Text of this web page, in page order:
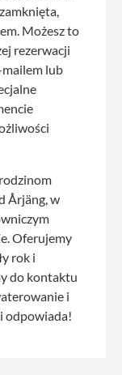
Możesz to
rezerwacji
mailem lub
Årjäng, w
Oferujemy
rok i
do kontaktu
i
odpowiada!